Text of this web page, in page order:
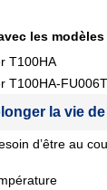
les
T100HA
T100HA-FU006T
la vie
d’être au